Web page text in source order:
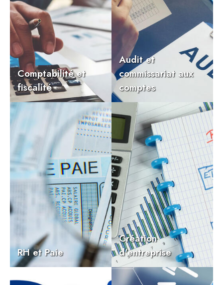
Juridique d’entreprise
Comptabilité et
fiscalité
Audit et
commissariat aux
comptes
RH et Paie
Création
d'entreprise